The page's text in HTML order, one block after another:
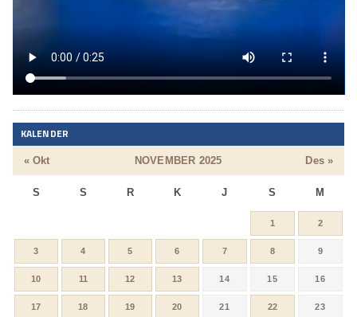
KALENDER
NOVEMBER 2025
S S R K J S M
« Okt Des »
1 2
3 4 5 6 7 8 9
10 11 12 13 14 15 16
17 18 19 20 21 22 23